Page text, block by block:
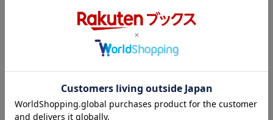
★ナースとしての節目である「3年目」でクリアしておきたい事柄
★自身の成長を振り返り，後輩指導にも役立つ100項目を読みやす
★技術やケアはもちろん，病院組織や職場でのコミュニケーショ
ンまで幅広く網羅